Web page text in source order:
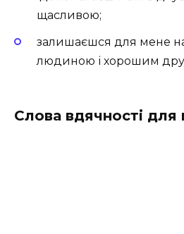
щасливою;
залишаєшся для мене
людиною і хорошим
Слова вдячності для